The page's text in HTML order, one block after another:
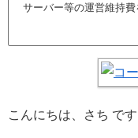
サーバー等の運営維持
こんにちは、さち です